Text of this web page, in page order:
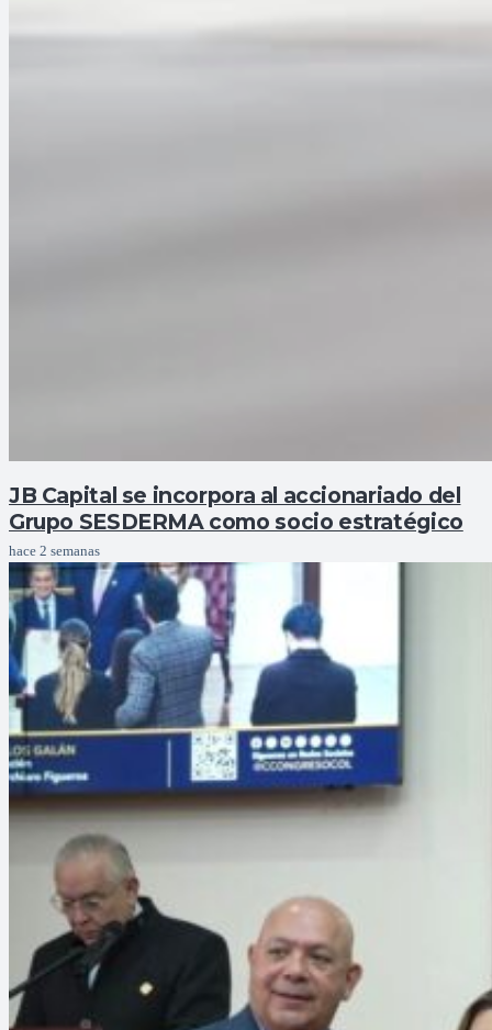
JB Capital se incorpora al accionariado del
Grupo SESDERMA como socio estratégico
hace 2 semanas